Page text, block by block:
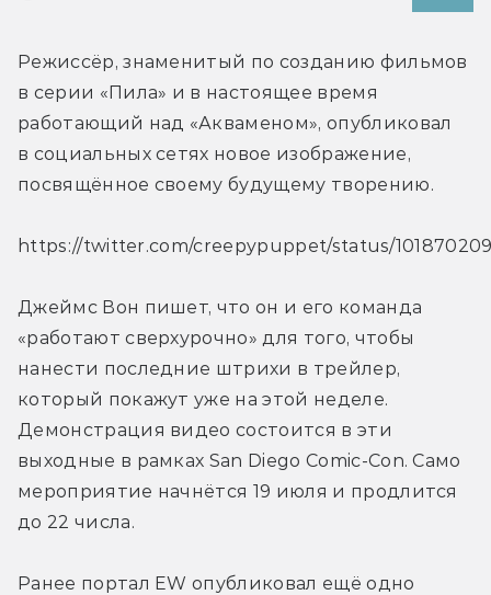
Режиссёр, знаменитый по созданию фильмов
в серии «Пила» и в настоящее время
работающий над «Акваменом», опубликовал
в социальных сетях новое изображение,
посвящённое своему будущему творению.
https://twitter.com/creepypuppet/status/
Джеймс Вон пишет, что он и его команда
«работают сверхурочно» для того, чтобы
нанести последние штрихи в трейлер,
который покажут уже на этой неделе.
Демонстрация видео состоится в эти
выходные в рамках San Diego Comic-Con. Само
мероприятие начнётся 19 июля и продлится
до 22 числа.
Ранее портал EW опубликовал ещё одно